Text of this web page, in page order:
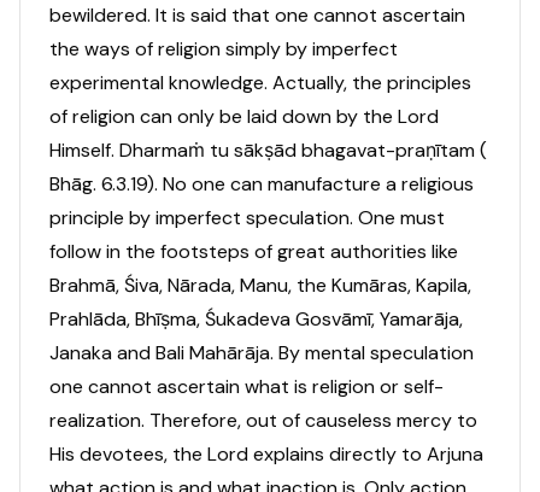
bewildered. It is said that one cannot ascertain
the ways of religion simply by imperfect
experimental knowledge. Actually, the principles
of religion can only be laid down by the Lord
Himself. Dharmaṁ tu sākṣād bhagavat-praṇītam (
Bhāg. 6.3.19). No one can manufacture a religious
principle by imperfect speculation. One must
follow in the footsteps of great authorities like
Brahmā, Śiva, Nārada, Manu, the Kumāras, Kapila,
Prahlāda, Bhīṣma, Śukadeva Gosvāmī, Yamarāja,
Janaka and Bali Mahārāja. By mental speculation
one cannot ascertain what is religion or self-
realization. Therefore, out of causeless mercy to
His devotees, the Lord explains directly to Arjuna